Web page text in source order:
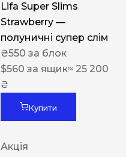
Lifa Super Slims
Strawberry —
полуничні супер слім
₴550 за блок
$560 за ящик≈ 25 200
₴
Купити
Акція